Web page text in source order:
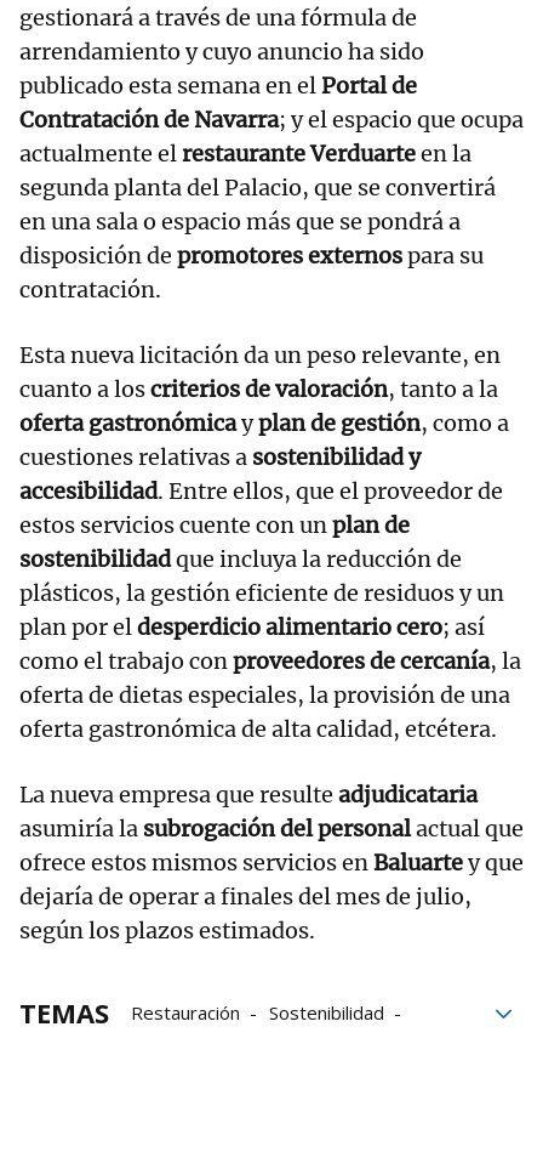
gestionará a través de una fórmula de
arrendamiento y cuyo anuncio ha sido
publicado esta semana en elPortal de
Contratación de Navarra; y el espacio que ocupa
actualmente elrestaurante Verduarteen la
segunda planta del Palacio, que se convertirá
en una sala o espacio más que se pondrá a
disposición de promotores externospara su
contratación.
Esta nueva licitación da un peso relevante, en
cuanto a loscriterios de valoración, tanto a la
oferta gastronómicayplan de gestión, como a
cuestiones relativas a sostenibilidad y
accesibilidad. Entre ellos, que el proveedor de
estos servicios cuente con unplan de
sostenibilidadque incluya la reducción de
plásticos, la gestión eficiente de residuos y un
plan por eldesperdicio alimentario cero; así
como el trabajo conproveedores de cercanía, la
oferta de dietas especiales, la provisión de una
oferta gastronómica de alta calidad, etcétera.
La nueva empresa que resulte adjudicataria
asumiría la subrogación del personalactual que
ofrece estos mismos servicios enBaluartey que
dejaría de operar a finales del mes de julio,
según los plazos estimados.
TEMAS Restauración
Sostenibilidad